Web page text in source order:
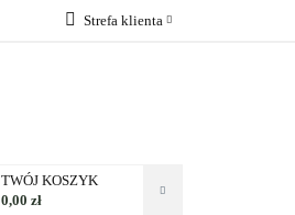
Strefa klienta
TWÓJ KOSZYK
0,00 zł